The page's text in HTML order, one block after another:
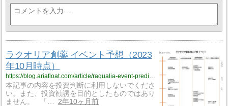
ラクオリア創薬 イベント予想（2023
年10月時点）
https://blog.ariafloat.com/article/raqualia-event-prediction-2023-10/
本記事の内容を投資判断に利用しないでくださ
い。また、投資勧誘を目的としたものではあり
ません。 「…
2年10ヶ月前